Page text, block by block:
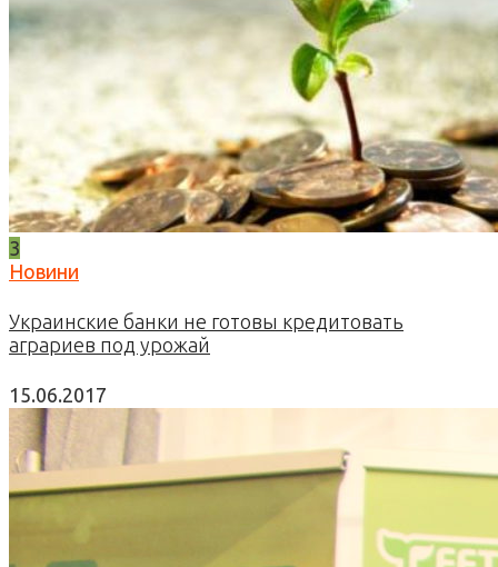
3
Новини
Украинские банки не готовы кредитовать
аграриев под урожай
15.06.2017